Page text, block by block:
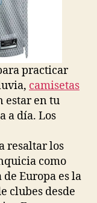
practicar
camisetas
estar en tu
a día. Los
resaltar los
como
Europa es la
clubes desde